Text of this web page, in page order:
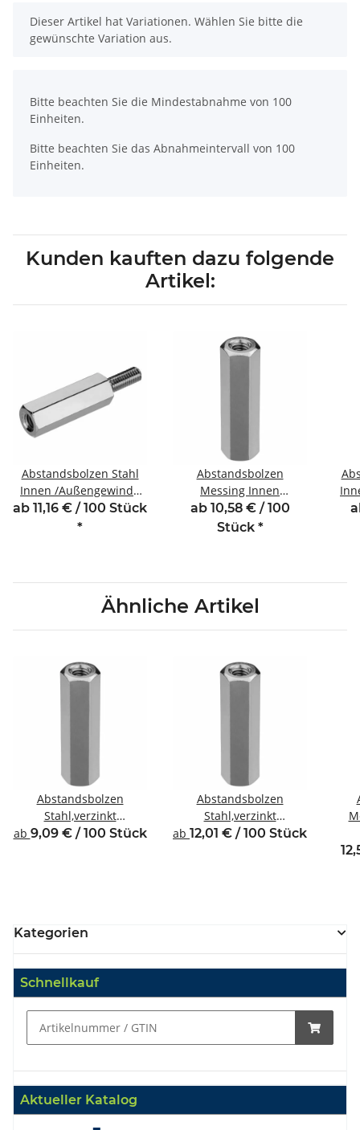
x
Dieser Artikel hat Variationen. Wählen Sie bitte die
gewünschte Variation aus.
Bitte beachten Sie die Mindestabnahme von 100
Einheiten.
Bitte beachten Sie das Abnahmeintervall von 100
Einheiten.
Kunden kauften dazu folgende
Artikel:
Abstandsbolzen Stahl
Innen /Außengewinde
10 mm M3 SW6 AG 6
ab 11,16 € / 100 Stück
*
Abstandsbolzen
Messing Innen
/Innengewinde 10 mm
M2,5 SW5
ab 10,58 € / 100
Stück *
Ähnliche Artikel
Abstandsbolzen
Stahl,verzinkt
Innen/Innengewinde M4
ab 9,09 € / 100 Stück
Abstandsbolzen
Stahl,verzinkt
Innen/Innengewinde M4
ab 12,01 € / 100 Stück
Kategorien
Schnellkauf
Aktueller Katalog